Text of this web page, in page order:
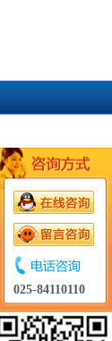
025-84110110